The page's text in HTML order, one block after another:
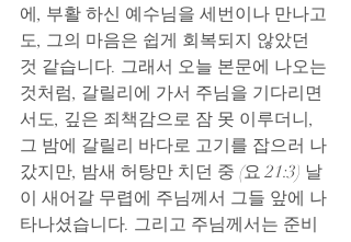
에, 부활 하신 예수님을 세번이나 만나고
도, 그의 마음은 쉽게 회복되지 않았던
것 같습니다. 그래서 오늘 본문에 나오는
것처럼, 갈릴리에 가서 주님을 기다리면
서도, 깊은 죄책감으로 잠 못 이루더니,
그 밤에 갈릴리 바다로 고기를 잡으러 나
갔지만, 밤새 허탕만 치던 중 (요 21:3) 날
이 새어갈 무렵에 주님께서 그들 앞에 나
타나셨습니다. 그리고 주님께서는 준비